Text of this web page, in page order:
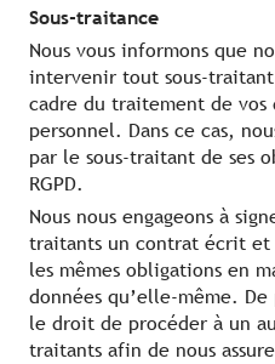
Sous-traitance
Nous vous informons que
intervenir tout sous-
cadre du traitement de vos
personnel. Dans ce cas,
par le sous-traitant de ses
RGPD.
Nous nous engageons à
traitants un contrat écrit et
les mêmes obligations en
données qu’elle-même.
le droit de procéder à un
traitants afin de nous